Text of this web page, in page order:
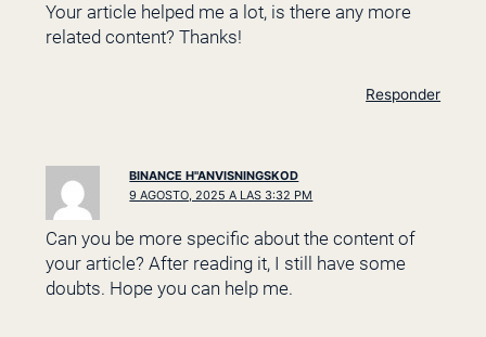
Your article helped me a lot, is there any more
related content? Thanks!
Responder
BINANCE H"ANVISNINGSKOD
9 AGOSTO, 2025 A LAS 3:32 PM
Can you be more specific about the content of
your article? After reading it, I still have some
doubts. Hope you can help me.